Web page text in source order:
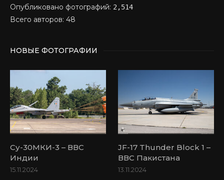
Опубликовано фотографий: 2,514
Всего авторов: 48
НОВЫЕ ФОТОГРАФИИ
Су-30МКИ-3 – ВВС
Индии
15.11.2024
JF-17 Thunder Block 1 –
ВВС Пакистана
13.11.2024